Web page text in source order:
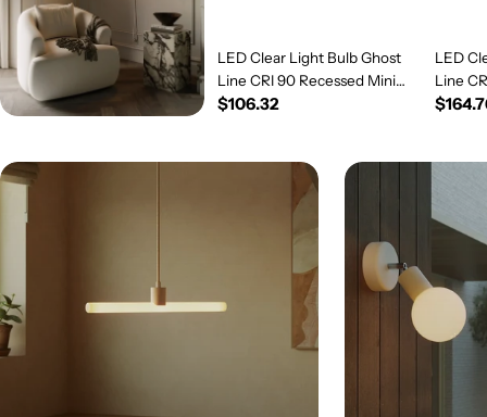
LED Clear Light Bulb Ghost
Line CRI 90 Recessed Mini
Donut 5.5W 450Lm E26 120V
Regular
$106.32
LED
Line
5.5W